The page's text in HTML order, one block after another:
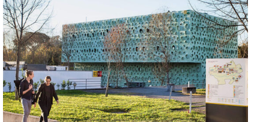
Guimarães, agora!